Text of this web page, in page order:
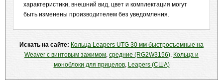
характеристики, внешний вид, цвет и комплектация могут
быть изменены производителем без уведомления.
Искать на сайте: Кольца Leapers UTG 30 мм быстросъемные на
Weaver с винтовым зажимом, средние (RG2W3156), Кольца и
моноблоки для прицелов, Leapers (США)